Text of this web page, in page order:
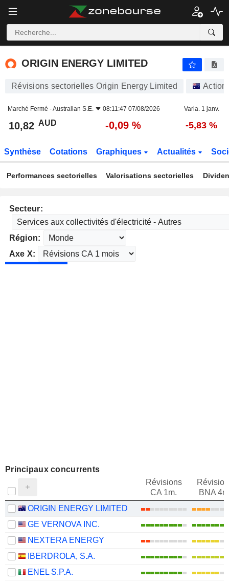
ORIGIN ENERGY LIMITED -0,09 %
ORIGIN ENERGY LIMITED
Révisions sectorielles Origin Energy Limited
Marché Fermé -Australian S.E. 08:11:47 07/08/2026 Varia. 1 janv.
10,82 AUD -0,09 % -5,83 %
Synthèse Cotations Graphiques Actualités
Performances sectorielles Valorisations sectorielles
Secteur:
Région:
Axe X:
Principaux concurrents
Révisions
CA 1m.
BNA
ORIGIN ENERGY LIMITED
GE VERNOVA INC.
NEXTERA ENERGY
IBERDROLA, S.A.
ENEL S.P.A.